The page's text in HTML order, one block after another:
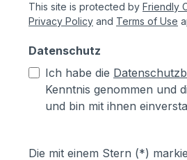
This site is protected by Friendly
Privacy Policy and Terms of Use
Datenschutz
Ich habe die
Kenntnis genommen und
und bin mit ihnen
Die mit einem Stern (*)